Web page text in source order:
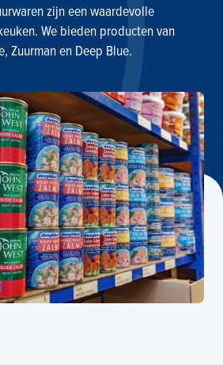
zijn een waardevolle
We bieden producten van
Zuurman en Deep Blue.